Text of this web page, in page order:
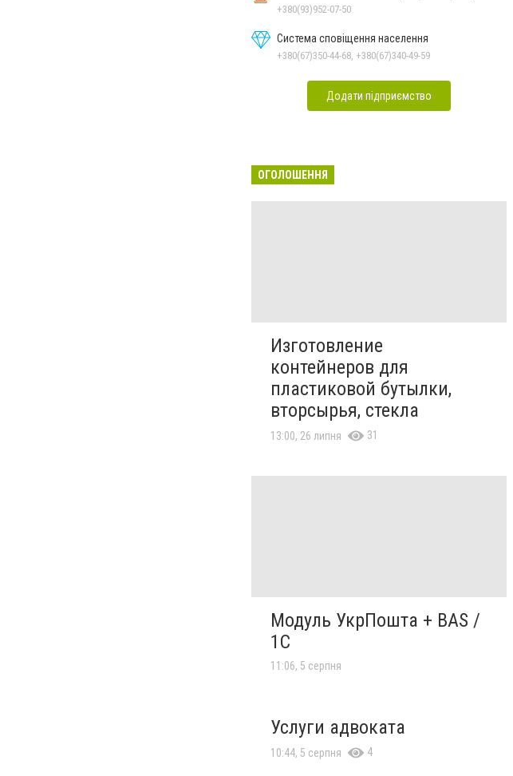
+380(93)952-07-50
Система сповіщення населення
+380(67)350-44-68, +380(67)340-49-59
Додати підприємство
ОГОЛОШЕННЯ
Изготовление
контейнеров для
пластиковой бутылки,
вторсырья, стекла
13:00, 26 липня 31
Модуль УкрПошта + BAS /
1C
11:06, 5 серпня
Услуги адвоката
10:44, 5 серпня 4